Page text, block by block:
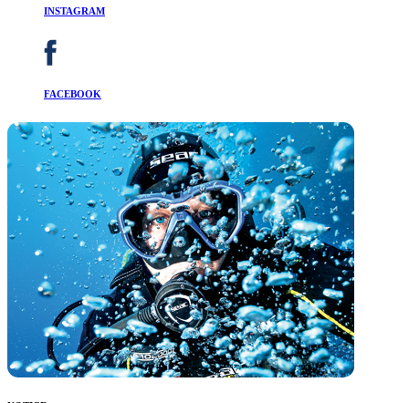
INSTAGRAM
FACEBOOK